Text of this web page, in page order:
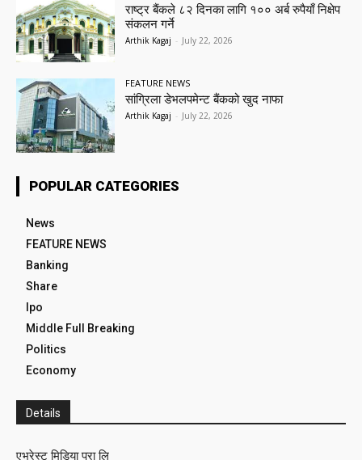
राष्ट्र बैंकले ८२ दिनका लागि १०० अर्ब रुपैयाँ निक्षेप
संकलन गर्ने
Arthik Kagaj - July 22, 2026
FEATURE NEWS
सांग्रिला डेभलपमेन्ट बैंकको खुद नाफा
Arthik Kagaj - July 22, 2026
POPULAR CATEGORIES
News
FEATURE NEWS
Banking
Share
Ipo
Middle Full Breaking
Politics
Economy
Details
एभरेस्ट मिडिया प्रा लि